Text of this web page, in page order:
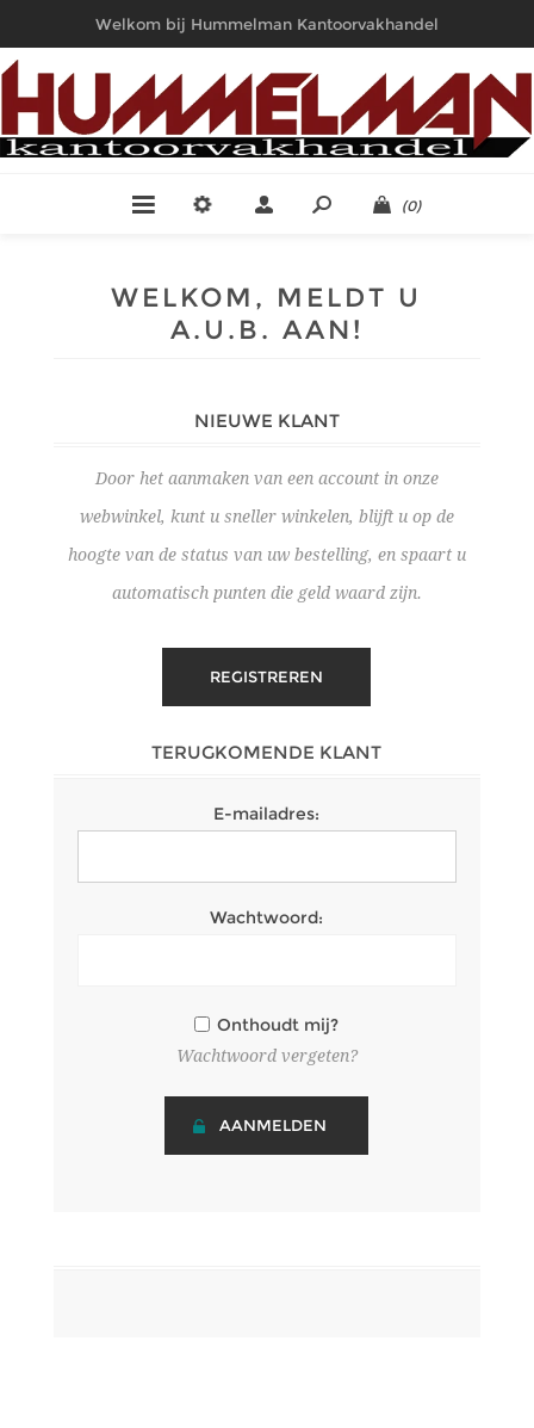
Welkom bij Hummelman Kantoorvakhandel
(0)
WELKOM, MELDT U
A.U.B. AAN!
NIEUWE KLANT
Door het aanmaken van een account in onze
webwinkel, kunt u sneller winkelen, blijft u op de
hoogte van de status van uw bestelling, en spaart u
automatisch punten die geld waard zijn.
TERUGKOMENDE KLANT
E-mailadres:
Wachtwoord:
Onthoudt mij?
Wachtwoord vergeten?